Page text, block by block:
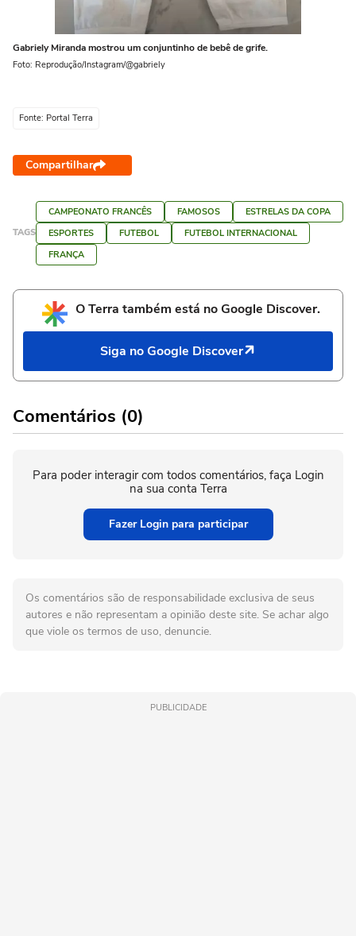
Gabriely Miranda mostrou um conjuntinho de bebê de grife.
Foto: Reprodução/Instagram/@gabriely
Fonte: Portal Terra
Compartilhar
TAGS
CAMPEONATO FRANCÊS FAMOSOS
ESTRELAS DA COPA
ESPORTES
FUTEBOL
FUTEBOL INTERNACIONAL
FRANÇA
O Terra também está no Google Discover.
Siga no Google Discover
Comentários (0)
Para poder interagir com todos comentários, faça Login
na sua conta Terra
Fazer Login para participar
Os comentários são de responsabilidade exclusiva de seus
autores e não representam a opinião deste site. Se achar algo
que viole os termos de uso, denuncie.
PUBLICIDADE